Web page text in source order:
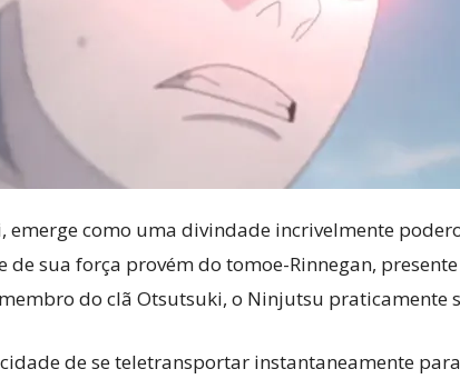
como uma divindade incrivelmente
de sua força provém do tomoe-Rinnegan,
do clã Otsutsuki, o Ninjutsu praticamente
de se teletransportar instantaneamente